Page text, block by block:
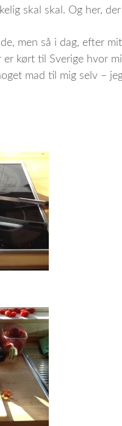
skal skal. Og her,
men så i dag, efter
kørt til Sverige hvor
mad til mig selv –